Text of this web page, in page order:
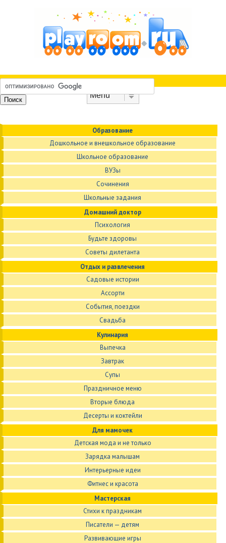
Образование
Дошкольное и внешкольное образование
Школьное образование
ВУЗы
Сочинения
Школьные задания
Домашний доктор
Психология
Будьте здоровы
Советы дилетанта
Отдых и развлечения
Садовые истории
Ассорти
События, поездки
Свадьба
Кулинария
Выпечка
Завтрак
Супы
Праздничное меню
Вторые блюда
Десерты и коктейли
Для мамочек
Детская мода и не только
Зарядка малышам
Интерьерные идеи
Фитнес и красота
Мастерская
Стихи к праздникам
Писатели — детям
Развивающие игры